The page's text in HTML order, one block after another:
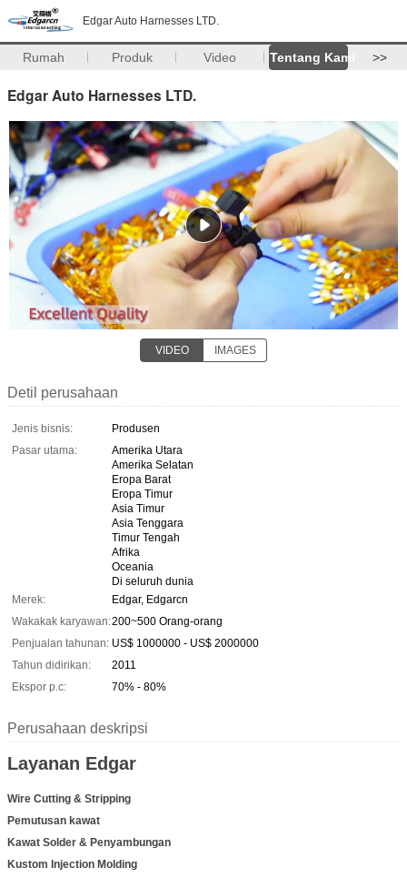
Edgar Auto Harnesses LTD.
Rumah Produk Video Tentang Kami >>
Edgar Auto Harnesses LTD.
VIDEO IMAGES
Detil perusahaan
Jenis bisnis:
Produsen
Pasar utama:
Amerika Utara
Amerika Selatan
Eropa Barat
Eropa Timur
Asia Timur
Asia Tenggara
Timur Tengah
Afrika
Oceania
Di seluruh dunia
Merek:
Edgar, Edgarcn
Wakakak karyawan:200~500 Orang-orang
Penjualan tahunan: US$ 1000000 - US$ 2000000
Tahun didirikan:
2011
Ekspor p.c:
70% - 80%
Perusahaan deskripsi
Layanan Edgar
Wire Cutting & Stripping
Pemutusan kawat
Kawat Solder & Penyambungan
Kustom Injection Molding